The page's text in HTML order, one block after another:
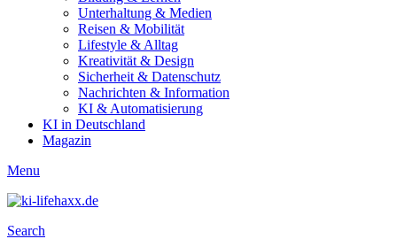
Unterhaltung & Medien
Reisen & Mobilität
Lifestyle & Alltag
Kreativität & Design
Sicherheit & Datenschutz
Nachrichten & Information
KI & Automatisierung
KI in Deutschland
Magazin
Menu
Search